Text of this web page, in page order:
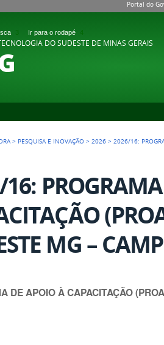
3 Ir para o rodapé 4
Portal do
DO SUDESTE DE MINAS GERAIS
> PESQUISA E INOVAÇÃO >2026 >2026/16:
MG –
DE APOIO À CAPACITAÇÃO